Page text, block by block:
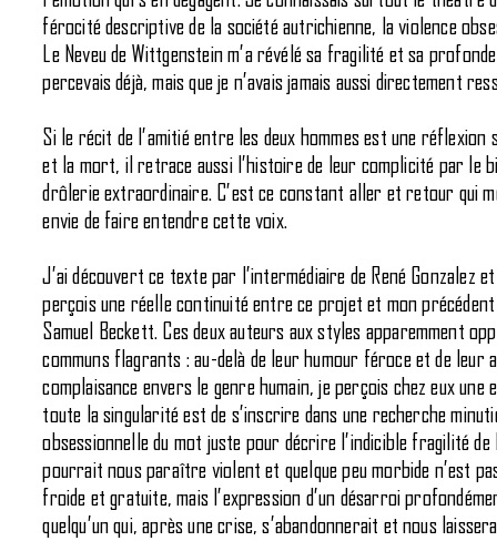
férocité descriptive de la société autrichienne, la violence
Le Neveu de Wittgenstein m’a révélé sa fragilité et sa
percevais déjà, mais que je n’avais jamais aussi directement
Si le récit de l’amitié entre les deux hommes est une
et la mort, il retrace aussi l’histoire de leur complicité par le
drôlerie extraordinaire. C’est ce constant aller et retour qui
envie de faire entendre cette voix.
J’ai découvert ce texte par l’intermédiaire de René Gonzalez
perçois une réelle continuité entre ce projet et mon
Samuel Beckett. Ces deux auteurs aux styles apparemment
communs flagrants : au-delà de leur humour féroce et de leur
complaisance envers le genre humain, je perçois chez eux
toute la singularité est de s’inscrire dans une recherche
obsessionnelle du mot juste pour décrire l’indicible fragilité de
pourrait nous paraître violent et quelque peu morbide n’est
froide et gratuite, mais l’expression d’un désarroi
quelqu’un qui, après une crise, s’abandonnerait et nous